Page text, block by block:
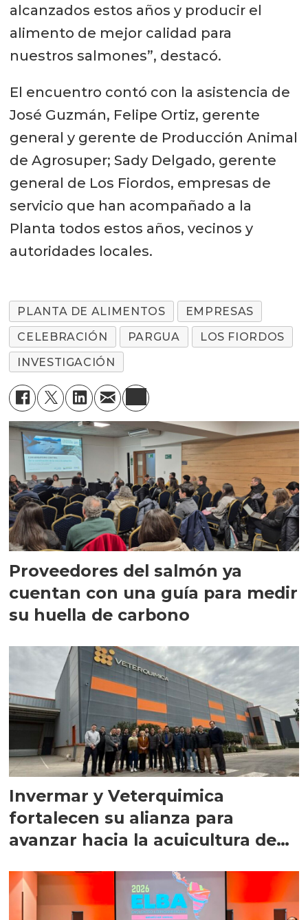
alcanzados estos años y producir el
alimento de mejor calidad para
nuestros salmones”, destacó.
El encuentro contó con la asistencia de
José Guzmán, Felipe Ortiz, gerente
general y gerente de Producción Animal
de Agrosuper; Sady Delgado, gerente
general de Los Fiordos, empresas de
servicio que han acompañado a la
Planta todos estos años, vecinos y
autoridades locales.
PLANTA DE ALIMENTOS
EMPRESAS
CELEBRACIÓN
PARGUA
LOS FIORDOS
INVESTIGACIÓN
Proveedores del salmón ya
cuentan con una guía para medir
su huella de carbono
Invermar y Veterquimica
fortalecen su alianza para
avanzar hacia la acuicultura de